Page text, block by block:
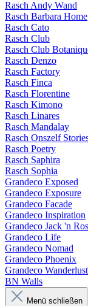
Rasch Andy Wand
Rasch Barbara Home
Rasch Cato
Rasch Club
Rasch Club
Rasch Denzo
Rasch Factory
Rasch Finca
Rasch Florentine
Rasch Kimono
Rasch Linares
Rasch Mandalay
Rasch Onszelf
Rasch Poetry
Rasch Saphira
Rasch Sophia
Grandeco Exposed
Grandeco Exposure
Grandeco Facade
Grandeco Inspiration
Grandeco Jack 'n
Grandeco Life
Grandeco Nomad
Grandeco Phoenix
Grandeco Wanderlust
BN Walls
Menü schließen